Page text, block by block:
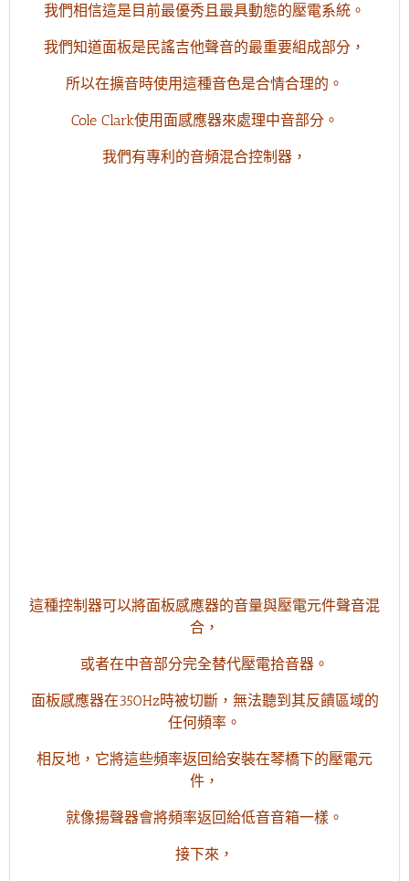
我們相信這是目前最優秀且最具動態的壓電系統。
我們知道面板是民謠吉他聲音的最重要組成部分，
所以在擴音時使用這種音色是合情合理的。
Cole Clark使用面感應器來處理中音部分。
我們有專利的音頻混合控制器，
這種控制器可以將面板感應器的音量與壓電元件聲音混
合，
或者在中音部分完全替代壓電拾音器。
面板感應器在350Hz時被切斷，無法聽到其反饋區域的
任何頻率。
相反地，它將這些頻率返回給安裝在琴橋下的壓電元
件，
就像揚聲器會將頻率返回給低音音箱一樣。
接下來，